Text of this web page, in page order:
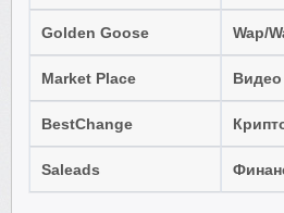
Golden Goose Wap/
Market Place Видео
BestChange
Saleads